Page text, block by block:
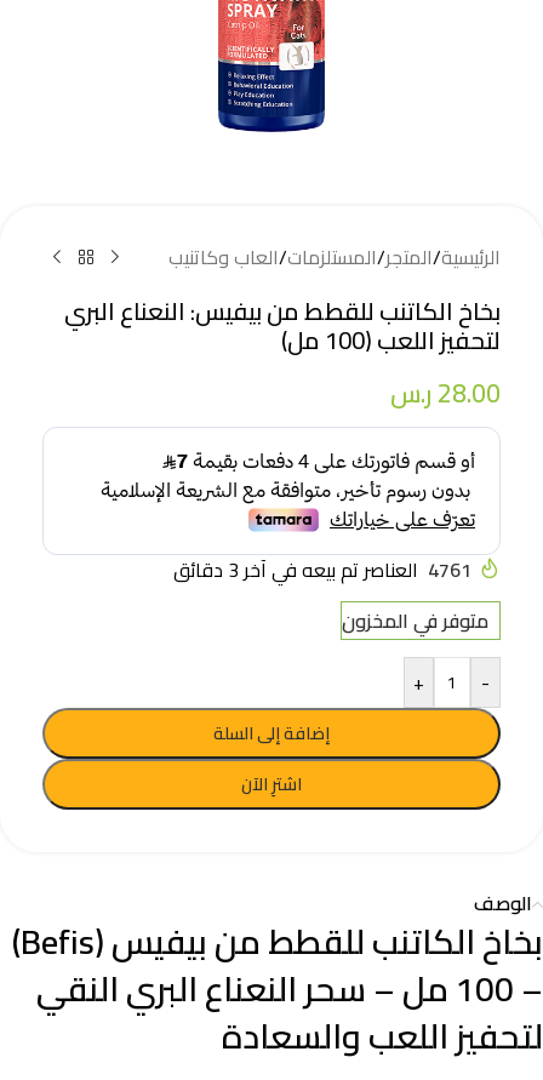
الرئيسية/المتجر/المستلزمات/العاب وكاتنيب
بخاخ الكاتنب للقطط من بيفيس: النعناع البري
لتحفيز اللعب (100 مل)
28.00ر.س
4761 العناصر تم بيعه في آخر 3 دقائق
متوفر في المخزون
-
+
إضافة إلى السلة
اشترِ الآن
الوصف
بخاخ الكاتنب للقطط من بيفيس (Befis)
– 100 مل – سحر النعناع البري النقي
لتحفيز اللعب والسعادة